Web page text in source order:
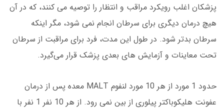
پزشکان اغلب رویکرد مراقب و انتظار را توصیه می کنند، که در آن
هیچ درمان دیگری برای سرطان انجام نمی شود، مگر اینکه
سرطان بدتر شود. در طول این مدت، فرد برای مراقبت از سرطان
تحت معاینات و آزمایش های بعدی پزشک قرار می‌گیرد.
حدود 1 مورد از هر 10 مورد لنفوم MALT معده پس از درمان
عفونت هلیکوباکتر پیلوری از بین نمی رود. از هر 10 نفر 1 نفر با